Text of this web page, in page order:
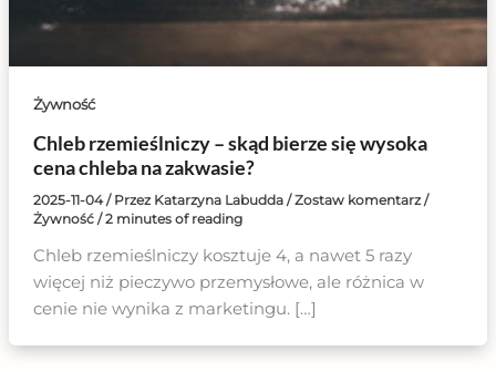
Żywność
Chleb rzemieślniczy – skąd bierze się wysoka
cena chleba na zakwasie?
2025-11-04/ Przez Katarzyna Labudda /Zostaw komentarz /
Żywność/2 minutes of reading
Chleb rzemieślniczy kosztuje 4, a nawet 5 razy
więcej niż pieczywo przemysłowe, ale różnica w
cenie nie wynika z marketingu. […]